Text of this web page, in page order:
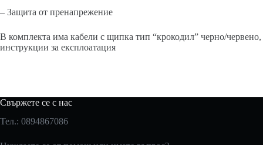
– Защита от пренапрежение
В комплекта има кабели с щипка тип “крокодил” черно/червено,
инструкции за експлоатация
Свържете се с нас
Тел.: 0894867086